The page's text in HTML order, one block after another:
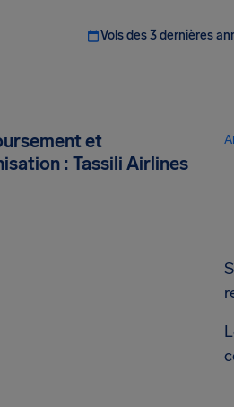
Vols des 3 dernières
et
: Tassili Airlines